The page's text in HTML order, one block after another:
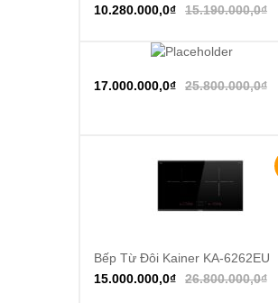
15.190.000,0₫
10.280.000,0₫
Thêm vào giỏ hàng
25.800.000,0₫
17.000.000,0₫
Thêm vào giỏ hàng
Bếp Từ Đôi Kainer KA-6262EU
26.800.000,0₫
15.000.000,0₫